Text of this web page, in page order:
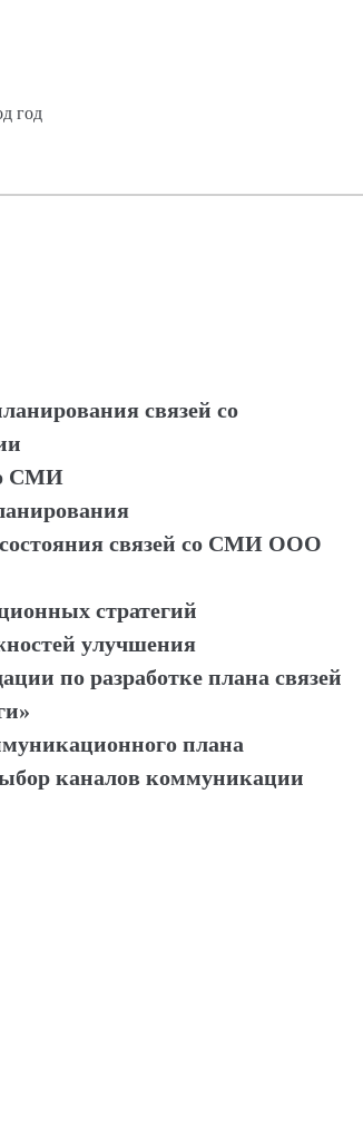
год
связей со
СМИ
связей со СМИ ООО
стратегий
улучшения
по разработке плана связей
плана
каналов коммуникации